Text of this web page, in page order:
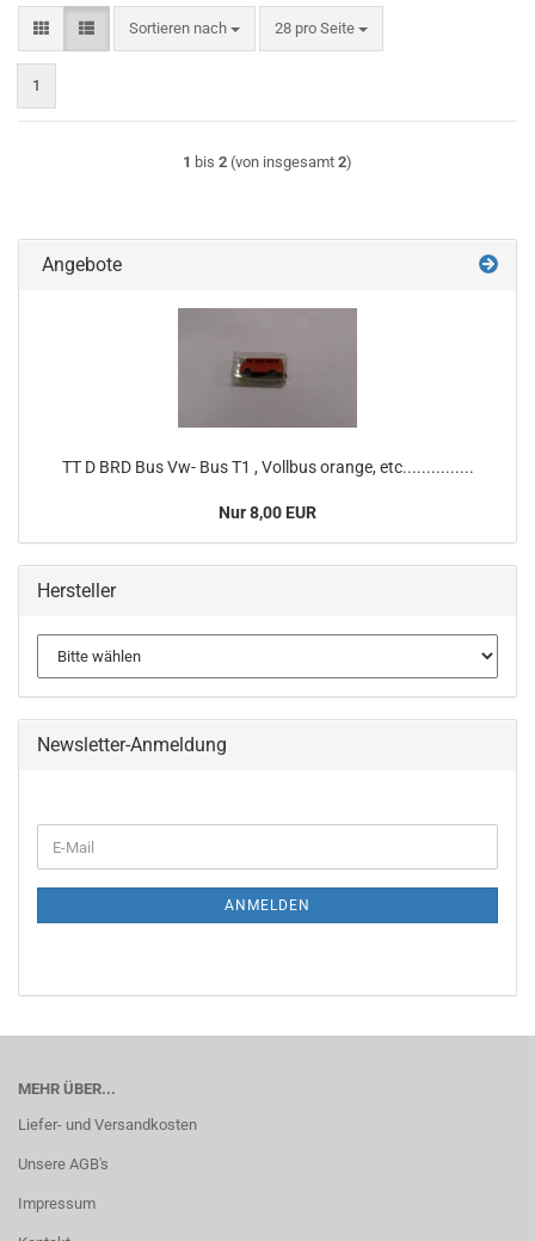
Sortieren nach
Sortieren nach 28 pro Seite
pro Seite
1
1 bis 2 (von insgesamt 2)
Angebote
TT D BRD Bus Vw- Bus T1 , Vollbus orange, etc...............
Nur 8,00 EUR
Hersteller
Newsletter-Anmeldung
ZUR
E-
Mail
ANMELDEN
MEHR ÜBER...
Liefer- und Versandkosten
Unsere AGB's
Impressum